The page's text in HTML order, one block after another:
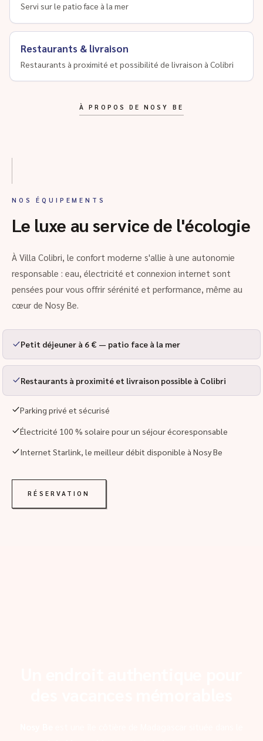
Servi sur le patio face à la mer
Restaurants & livraison
Restaurants à proximité et possibilité de livraison à Colibri
À PROPOS DE NOSY BE
NOS ÉQUIPEMENTS
Le luxe au service de l'écologie
À Villa Colibri, le confort moderne s'allie à une autonomie
responsable : eau, électricité et connexion internet sont
pensées pour vous offrir sérénité et performance, même au
cœur de Nosy Be.
Petit déjeuner à 6 € — patio face à la mer
Restaurants à proximité et livraison possible à Colibri
Parking privé et sécurisé
Électricité 100 % solaire pour un séjour écoresponsable
Internet Starlink, le meilleur débit disponible à Nosy Be
RÉSERVATION